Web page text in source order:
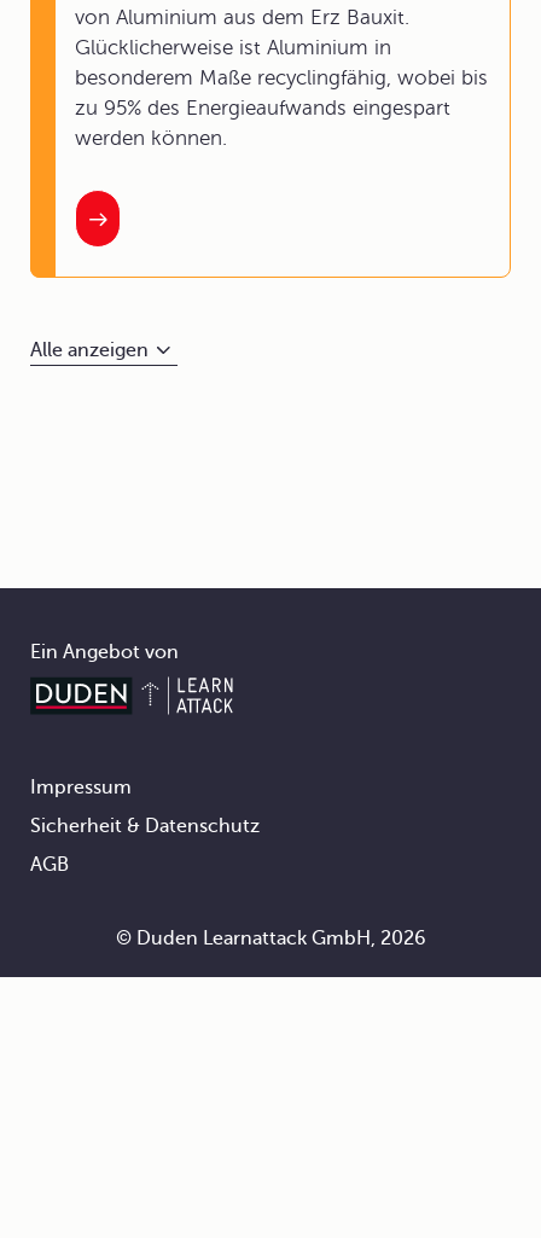
von Aluminium aus dem Erz Bauxit.
Glücklicherweise ist Aluminium in
besonderem Maße recyclingfähig, wobei bis
zu 95% des Energieaufwands eingespart
werden können.
Alle anzeigen
Ein Angebot von
Footer
Impressum
Sicherheit & Datenschutz
AGB
© Duden Learnattack GmbH, 2026